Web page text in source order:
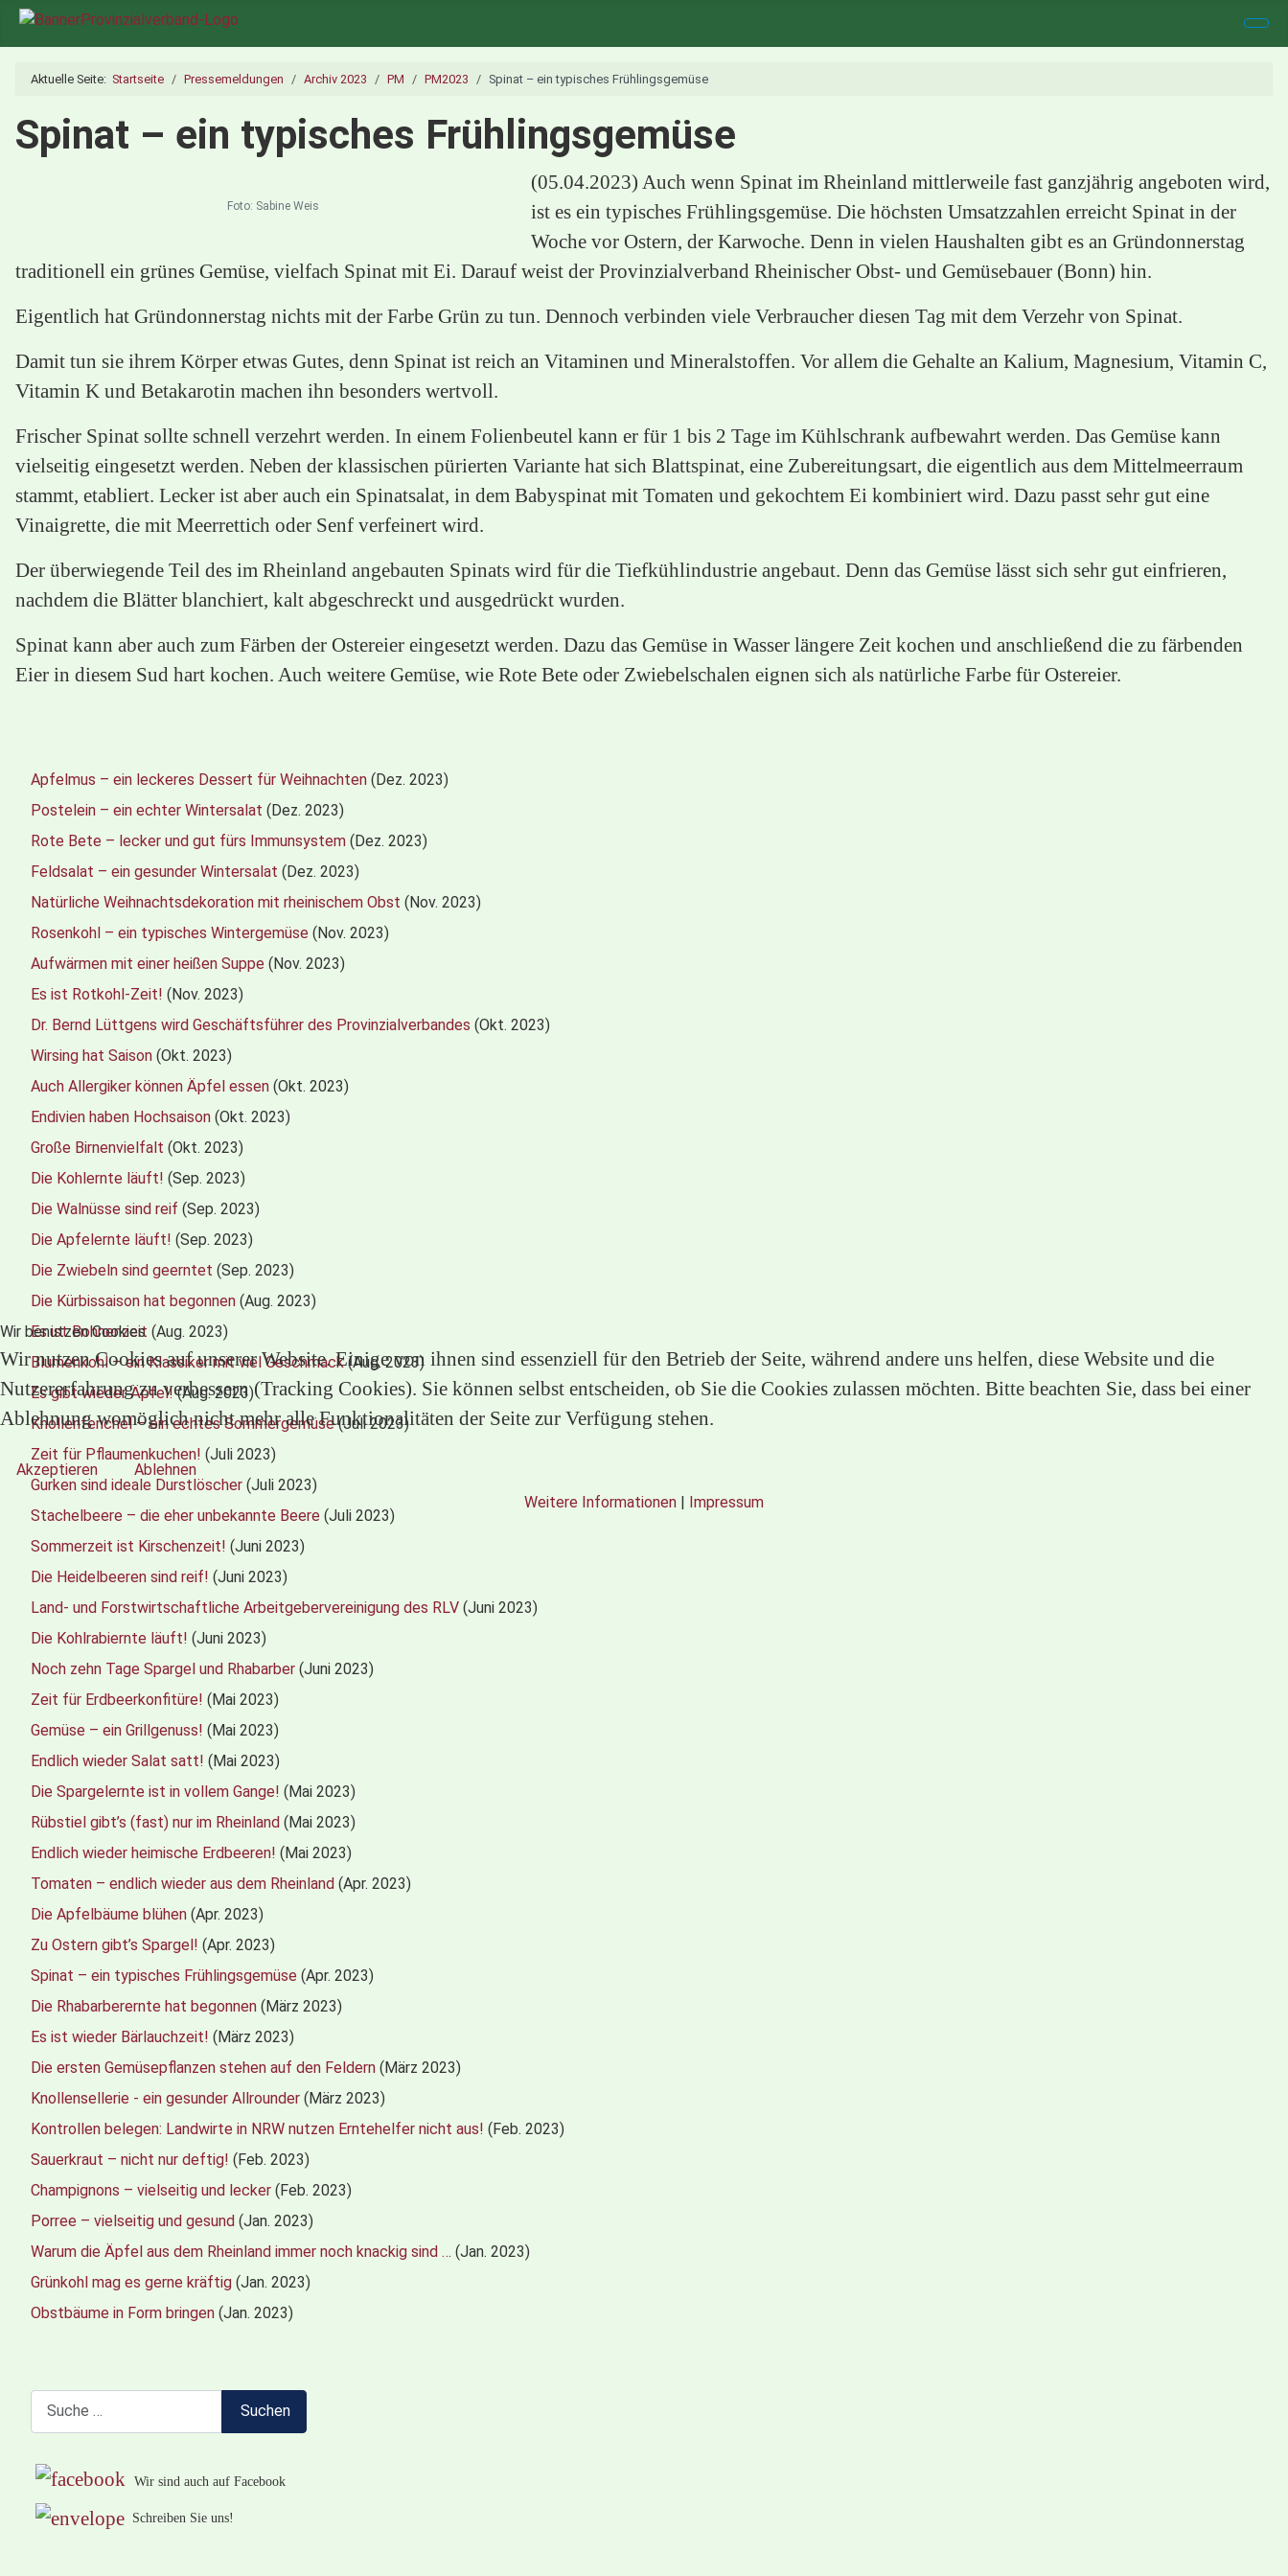
Aktuelle Seite: Startseite Pressemeldungen Archiv 2023 PM PM2023 Spinat – ein typisches Frühlingsgemüse
Spinat – ein typisches Frühlingsgemüse
Foto: Sabine Weis
(05.04.2023) Auch wenn Spinat im Rheinland mittlerweile fast ganzjährig angeboten wird,
ist es ein typisches Frühlingsgemüse. Die höchsten Umsatzzahlen erreicht Spinat in der
Woche vor Ostern, der Karwoche. Denn in vielen Haushalten gibt es an Gründonnerstag
traditionell ein grünes Gemüse, vielfach Spinat mit Ei. Darauf weist der Provinzialverband Rheinischer Obst- und Gemüsebauer (Bonn) hin.
Eigentlich hat Gründonnerstag nichts mit der Farbe Grün zu tun. Dennoch verbinden viele Verbraucher diesen Tag mit dem Verzehr von Spinat.
Damit tun sie ihrem Körper etwas Gutes, denn Spinat ist reich an Vitaminen und Mineralstoffen. Vor allem die Gehalte an Kalium, Magnesium, Vitamin C,
Vitamin K und Betakarotin machen ihn besonders wertvoll.
Frischer Spinat sollte schnell verzehrt werden. In einem Folienbeutel kann er für 1 bis 2 Tage im Kühlschrank aufbewahrt werden. Das Gemüse kann
vielseitig eingesetzt werden. Neben der klassischen pürierten Variante hat sich Blattspinat, eine Zubereitungsart, die eigentlich aus dem Mittelmeerraum
stammt, etabliert. Lecker ist aber auch ein Spinatsalat, in dem Babyspinat mit Tomaten und gekochtem Ei kombiniert wird. Dazu passt sehr gut eine
Vinaigrette, die mit Meerrettich oder Senf verfeinert wird.
Der überwiegende Teil des im Rheinland angebauten Spinats wird für die Tiefkühlindustrie angebaut. Denn das Gemüse lässt sich sehr gut einfrieren,
nachdem die Blätter blanchiert, kalt abgeschreckt und ausgedrückt wurden.
Spinat kann aber auch zum Färben der Ostereier eingesetzt werden. Dazu das Gemüse in Wasser längere Zeit kochen und anschließend die zu färbenden
Eier in diesem Sud hart kochen. Auch weitere Gemüse, wie Rote Bete oder Zwiebelschalen eignen sich als natürliche Farbe für Ostereier.
Apfelmus – ein leckeres Dessert für Weihnachten (Dez. 2023)
Postelein – ein echter Wintersalat (Dez. 2023)
Rote Bete – lecker und gut fürs Immunsystem (Dez. 2023)
Feldsalat – ein gesunder Wintersalat (Dez. 2023)
Natürliche Weihnachtsdekoration mit rheinischem Obst (Nov. 2023)
Rosenkohl – ein typisches Wintergemüse (Nov. 2023)
Aufwärmen mit einer heißen Suppe (Nov. 2023)
Es ist Rotkohl-Zeit! (Nov. 2023)
Dr. Bernd Lüttgens wird Geschäftsführer des Provinzialverbandes (Okt. 2023)
Wirsing hat Saison (Okt. 2023)
Auch Allergiker können Äpfel essen (Okt. 2023)
Endivien haben Hochsaison (Okt. 2023)
Große Birnenvielfalt (Okt. 2023)
Die Kohlernte läuft! (Sep. 2023)
Die Walnüsse sind reif (Sep. 2023)
Die Apfelernte läuft! (Sep. 2023)
Die Zwiebeln sind geerntet (Sep. 2023)
Die Kürbissaison hat begonnen (Aug. 2023)
Es ist Bohnenzeit (Aug. 2023)
Blumenkohl – ein Klassiker mit viel Geschmack (Aug. 2023)
Es gibt wieder Äpfel! (Aug. 2023)
Knollenfenchel – ein echtes Sommergemüse (Juli 2023)
Zeit für Pflaumenkuchen! (Juli 2023)
Gurken sind ideale Durstlöscher (Juli 2023)
Stachelbeere – die eher unbekannte Beere (Juli 2023)
Sommerzeit ist Kirschenzeit! (Juni 2023)
Die Heidelbeeren sind reif! (Juni 2023)
Land- und Forstwirtschaftliche Arbeitgebervereinigung des RLV (Juni 2023)
Die Kohlrabiernte läuft! (Juni 2023)
Noch zehn Tage Spargel und Rhabarber (Juni 2023)
Zeit für Erdbeerkonfitüre! (Mai 2023)
Gemüse – ein Grillgenuss! (Mai 2023)
Endlich wieder Salat satt! (Mai 2023)
Die Spargelernte ist in vollem Gange! (Mai 2023)
Rübstiel gibt’s (fast) nur im Rheinland (Mai 2023)
Endlich wieder heimische Erdbeeren! (Mai 2023)
Tomaten – endlich wieder aus dem Rheinland (Apr. 2023)
Die Apfelbäume blühen (Apr. 2023)
Zu Ostern gibt’s Spargel! (Apr. 2023)
Spinat – ein typisches Frühlingsgemüse (Apr. 2023)
Die Rhabarberernte hat begonnen (März 2023)
Es ist wieder Bärlauchzeit! (März 2023)
Die ersten Gemüsepflanzen stehen auf den Feldern (März 2023)
Knollensellerie - ein gesunder Allrounder (März 2023)
Kontrollen belegen: Landwirte in NRW nutzen Erntehelfer nicht aus! (Feb. 2023)
Sauerkraut – nicht nur deftig! (Feb. 2023)
Champignons – vielseitig und lecker (Feb. 2023)
Porree – vielseitig und gesund (Jan. 2023)
Warum die Äpfel aus dem Rheinland immer noch knackig sind … (Jan. 2023)
Grünkohl mag es gerne kräftig (Jan. 2023)
Obstbäume in Form bringen (Jan. 2023)
Suchen
Wir sind auch auf Facebook
Schreiben Sie uns!
Wir benutzen Cookies
Wir nutzen Cookies auf unserer Website. Einige von ihnen sind essenziell für den Betrieb der Seite, während andere uns helfen, diese Website und die
Nutzererfahrung zu verbessern (Tracking Cookies). Sie können selbst entscheiden, ob Sie die Cookies zulassen möchten. Bitte beachten Sie, dass bei einer
Ablehnung womöglich nicht mehr alle Funktionalitäten der Seite zur Verfügung stehen.
Akzeptieren
Ablehnen
Weitere Informationen | Impressum